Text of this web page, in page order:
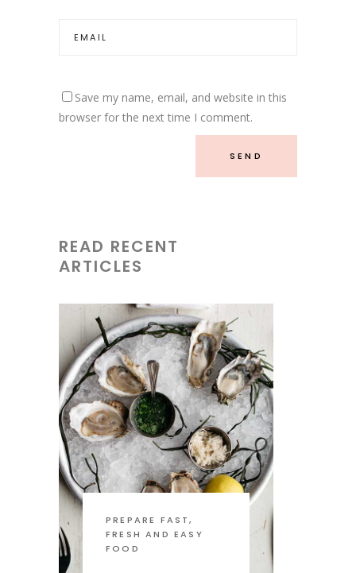
Save my name, email, and website in this
browser for the next time I comment.
READ RECENT
ARTICLES
PREPARE FAST,
FRESH AND EASY
FOOD